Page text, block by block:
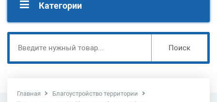
Категории
Поиск
Главная
Благоустройство территории